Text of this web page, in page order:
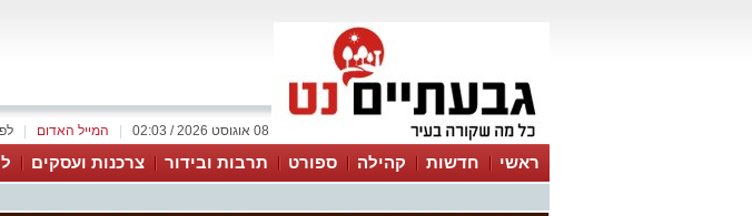
המייל האדום 08 אוגוסט 2026 / 02:03
ראשי חדשות קהילה ספורט תרבות ובידור צרכנות ועסקים